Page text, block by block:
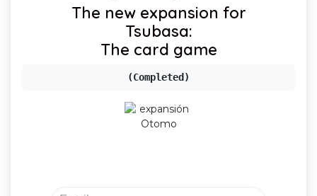
The new expansion for
Tsubasa:
The card game
(Completed)